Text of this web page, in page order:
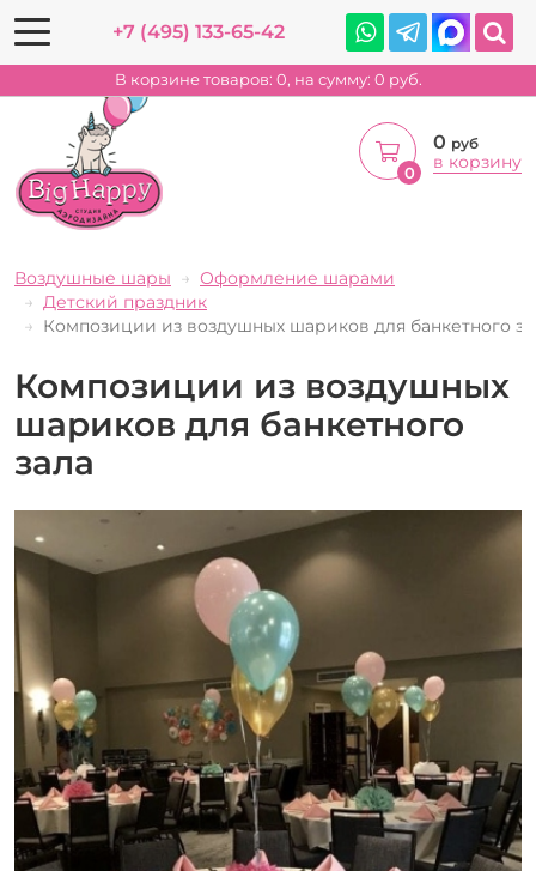
+7 (495) 133-65-42
В корзине товаров: 0, на сумму: 0 руб.
0
0 руб
в корзину
Воздушные шары
Оформление шарами
Детский праздник
Композиции из воздушных шариков для банкетного
Композиции из воздушных
шариков для банкетного
зала